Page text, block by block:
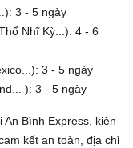
3 - 5 ngày
Nhĩ Kỳ...): 4 - 6
3 - 5 ngày
): 3 - 5 ngày
Bình Express, kiện
kết an toàn, địa chỉ